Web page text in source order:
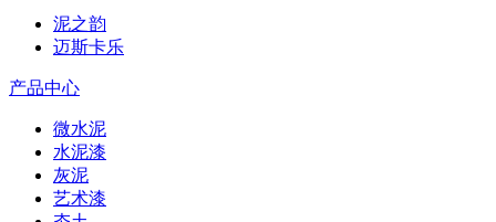
泥之韵
迈斯卡乐
产品中心
微水泥
水泥漆
灰泥
艺术漆